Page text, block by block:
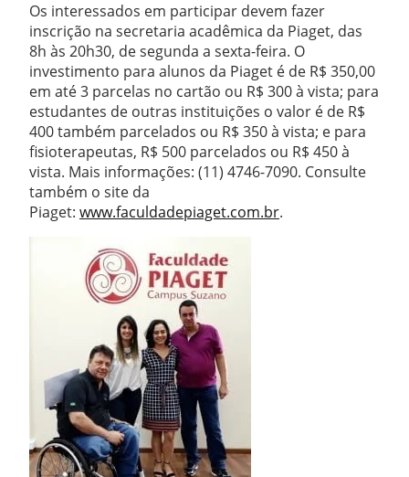
Os interessados em participar devem fazer
inscrição na secretaria acadêmica da Piaget, das
8h às 20h30, de segunda a sexta-feira. O
investimento para alunos da Piaget é de R$ 350,00
em até 3 parcelas no cartão ou R$ 300 à vista; para
estudantes de outras instituições o valor é de R$
400 também parcelados ou R$ 350 à vista; e para
fisioterapeutas, R$ 500 parcelados ou R$ 450 à
vista. Mais informações: (11) 4746-7090. Consulte
também o site da
Piaget: www.faculdadepiaget.com.br.